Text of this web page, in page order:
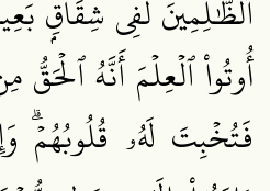
ٱلظَّٰلِمِينَ لَفِي شِقَاقِۭ
أُوتُواْ ٱلۡعِلۡمَ أَنَّهُ
فَتُخۡبِتَ لَهُۥ قُلُوبُهُمۡۗ